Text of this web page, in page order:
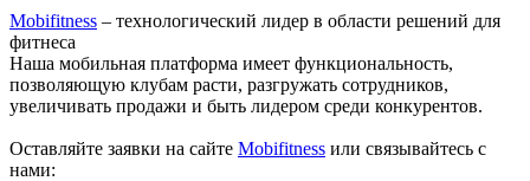
Mobifitness – технологический лидер в области решений для
фитнеса
Наша мобильная платформа имеет функциональность,
позволяющую клубам расти, разгружать сотрудников,
увеличивать продажи и быть лидером среди конкурентов.
Оставляйте заявки на сайте Mobifitness или связывайтесь с
нами: